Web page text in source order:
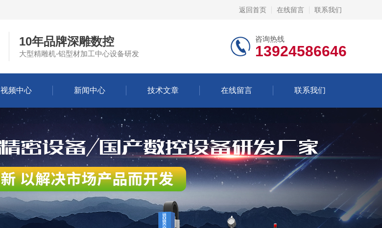
返回首页 在线留言 联系我们
10年品牌深雕数控
大型精雕机-铝型材加工中心设备研发
咨询热线
13924586646
视频中心 新闻中心 技术文章 在线留言 联系我们